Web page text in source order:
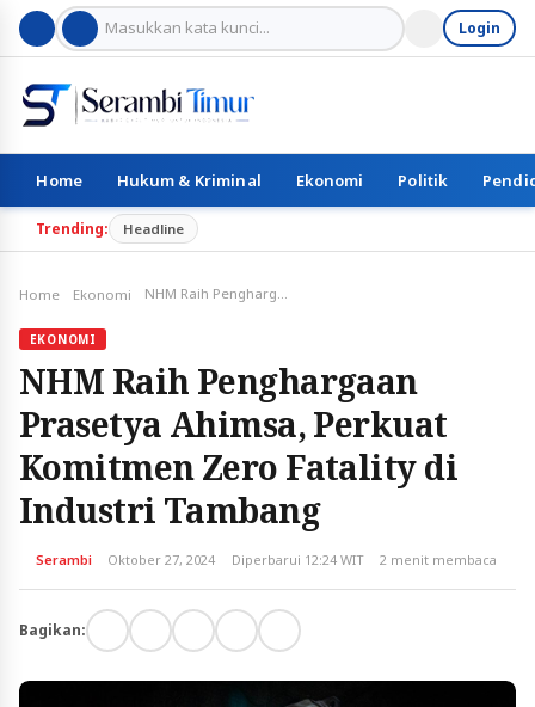
Login
Home Hukum & Kriminal Ekonomi Politik
Trending: Headline
Home Ekonomi NHM Raih Penghargaan Prasetya Ahimsa, Perkuat Komitmen Zero Fatality di Industri Tambang
EKONOMI
NHM Raih Penghargaan
Prasetya Ahimsa, Perkuat
Komitmen Zero Fatality di
Industri Tambang
Serambi Oktober 27, 2024 Diperbarui 12:24 WIT 2 menit membaca
Bagikan: